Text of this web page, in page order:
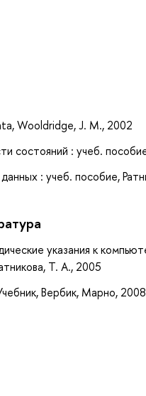
Wooldridge, J. M., 2002
состояний : учеб.
: учеб. пособие,
указания к
Т. А., 2005
Вербик, Марно, 2008